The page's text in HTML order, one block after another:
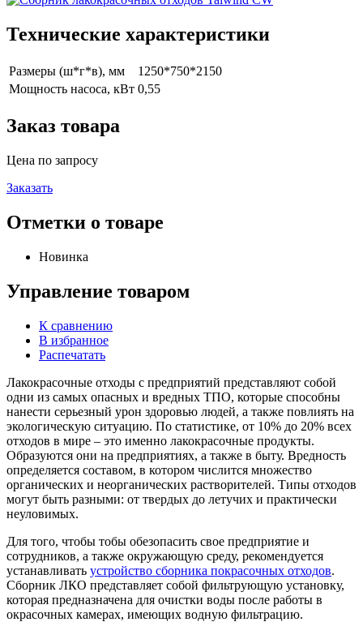
Технические характеристики
Размеры (ш*г*в), мм
1250*750*2150
Мощность насоса, кВт 0,55
Заказ товара
Цена по запросу
Заказать
Отметки о товаре
Новинка
Управление товаром
К сравнению
В избранное
Распечатать
Лакокрасочные отходы с предприятий представляют собой
одни из самых опасных и вредных ТПО, которые способны
нанести серьезный урон здоровью людей, а также повлиять на
экологическую ситуацию. По статистике, от 10% до 20% всех
отходов в мире – это именно лакокрасочные продукты.
Образуются они на предприятиях, а также в быту. Вредность
определяется составом, в котором числится множество
органических и неорганических растворителей. Типы отходов
могут быть разными: от твердых до летучих и практически
неуловимых.
Для того, чтобы тобы обезопасить свое предприятие и
сотрудников, а также окружающую среду, рекомендуется
устанавливать устройство сборника покрасочных отходов.
Сборник ЛКО представляет собой фильтрующую установку,
которая предназначена для очистки воды после работы в
окрасочных камерах, имеющих водную фильтрацию.